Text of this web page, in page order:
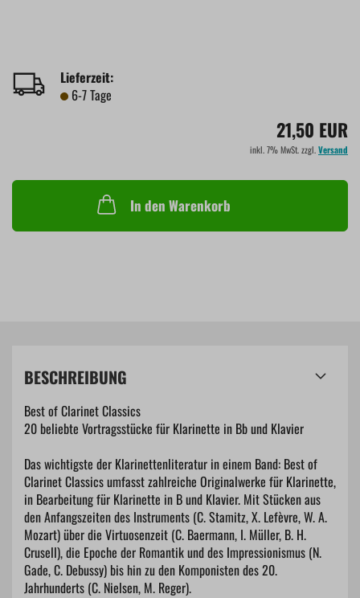
Lieferzeit:
6-7 Tage
21,50 EUR
inkl. 7% MwSt. zzgl.Versand
In den Warenkorb
BESCHREIBUNG
Best of Clarinet Classics
20 beliebte Vortragsstücke für Klarinette in Bb und Klavier
Das wichtigste der Klarinettenliteratur in einem Band: Best of
Clarinet Classics umfasst zahlreiche Originalwerke für Klarinette,
in Bearbeitung für Klarinette in B und Klavier. Mit Stücken aus
den Anfangszeiten des Instruments (C. Stamitz, X. Lefèvre, W. A.
Mozart) über die Virtuosenzeit (C. Baermann, I. Müller, B. H.
Crusell), die Epoche der Romantik und des Impressionismus (N.
Gade, C. Debussy) bis hin zu den Komponisten des 20.
Jahrhunderts (C. Nielsen, M. Reger).